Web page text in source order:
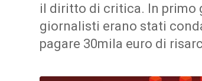
il diritto di critica. In primo
giornalisti erano stati
pagare 30mila euro di